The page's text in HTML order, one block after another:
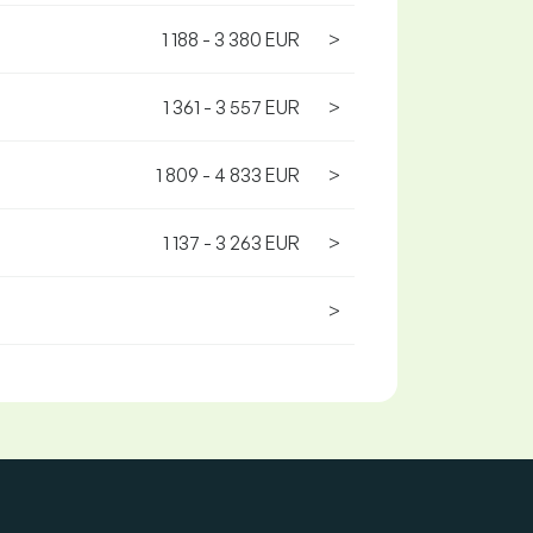
1 188 - 3 380 EUR >
1 361 - 3 557 EUR >
1 809 - 4 833 EUR >
1 137 - 3 263 EUR >
>